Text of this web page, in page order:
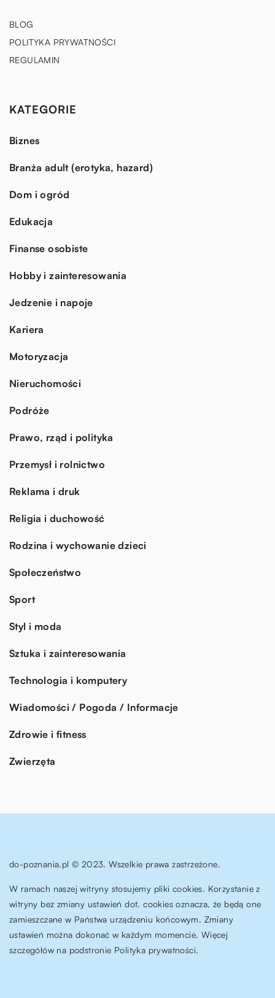
BLOG
POLITYKA PRYWATNOŚCI
REGULAMIN
KATEGORIE
Biznes
Branża adult (erotyka, hazard)
Dom i ogród
Edukacja
Finanse osobiste
Hobby i zainteresowania
Jedzenie i napoje
Kariera
Motoryzacja
Nieruchomości
Podróże
Prawo, rząd i polityka
Przemysł i rolnictwo
Reklama i druk
Religia i duchowość
Rodzina i wychowanie dzieci
Społeczeństwo
Sport
Styl i moda
Sztuka i zainteresowania
Technologia i komputery
Wiadomości / Pogoda / Informacje
Zdrowie i fitness
Zwierzęta
do-poznania.pl © 2023. Wszelkie prawa zastrzeżone.
W ramach naszej witryny stosujemy pliki cookies. Korzystanie z
witryny bez zmiany ustawień dot. cookies oznacza, że będą one
zamieszczane w Państwa urządzeniu końcowym. Zmiany
ustawień można dokonać w każdym momencie. Więcej
szczegółów na podstronie Polityka prywatności.